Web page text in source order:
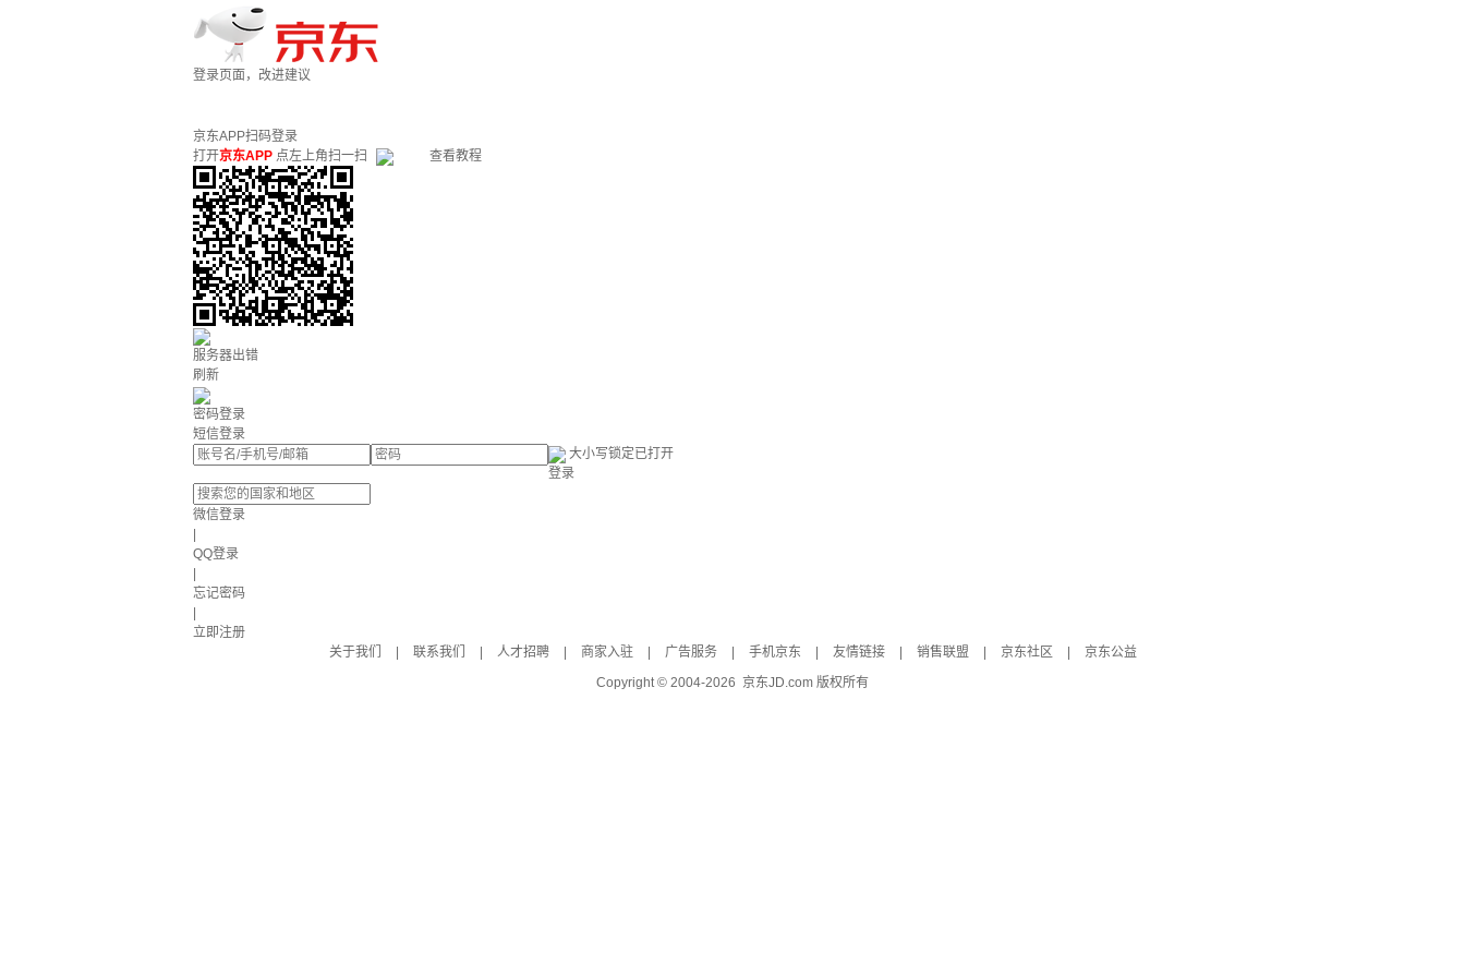
登录页面，改进建议
京东APP扫码登录
打开京东APP 点左上角扫一扫 查看教程
服务器出错
刷新
密码登录
短信登录
大小写锁定已打开
登录
微信登录
QQ登录
忘记密码
立即注册
关于我们
联系我们 人才招聘 商家入驻 广告服务 手机京东 友情链接 销售联盟 京东社区
京东公益
Copyright © 2004-2026 京东JD.com 版权所有